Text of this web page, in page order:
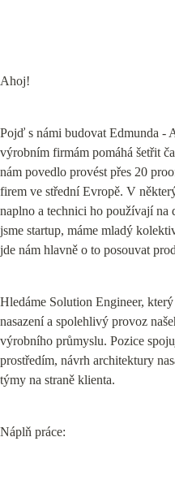
Ahoj!
Pojď s námi budovat Edmunda -
výrobním firmám pomáhá šetřit
nám povedlo provést přes 20
firem ve střední Evropě. V
naplno a technici ho používají
jsme startup, máme mladý
jde nám hlavně o to posouvat
Hledáme Solution Engineer,
nasazení a spolehlivý provoz
výrobního průmyslu. Pozice
prostředím, návrh architektury
týmy na straně klienta.
Náplň práce: